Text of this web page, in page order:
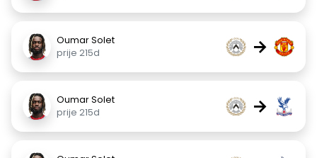
Oumar Solet
prije 215d
→
Oumar Solet
prije 215d
→